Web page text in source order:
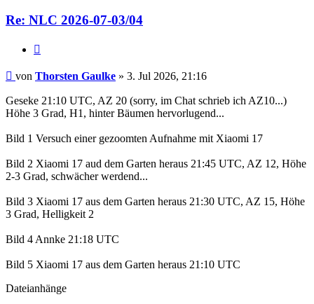
Re: NLC 2026-07-03/04
Beitrag
von Thorsten Gaulke » 3. Jul 2026, 21:16
Geseke 21:10 UTC, AZ 20 (sorry, im Chat schrieb ich AZ10...)
Höhe 3 Grad, H1, hinter Bäumen hervorlugend...
Bild 1 Versuch einer gezoomten Aufnahme mit Xiaomi 17
Bild 2 Xiaomi 17 aud dem Garten heraus 21:45 UTC, AZ 12, Höhe
2-3 Grad, schwächer werdend...
Bild 3 Xiaomi 17 aus dem Garten heraus 21:30 UTC, AZ 15, Höhe
3 Grad, Helligkeit 2
Bild 4 Annke 21:18 UTC
Bild 5 Xiaomi 17 aus dem Garten heraus 21:10 UTC
Dateianhänge